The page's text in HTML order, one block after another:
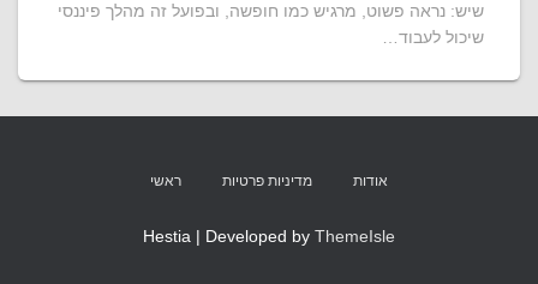
שיש: נראה פשוט, מרגיש כמו חופשה, ובפועל זה מהלך פיננסי
שיכול לעבוד…
אודות מדיניות פרטיות ראשי
Hestia | Developed by ThemeIsle